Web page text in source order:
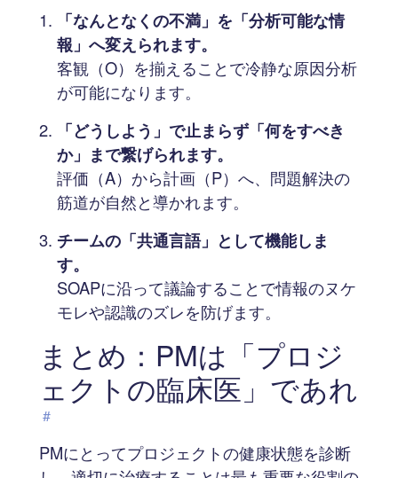
「なんとなくの不満」を「分析可能な情
報」へ変えられます。
客観（O）を揃えることで冷静な原因分析
が可能になります。
「どうしよう」で止まらず「何をすべき
か」まで繋げられます。
評価（A）から計画（P）へ、問題解決の
筋道が自然と導かれます。
チームの「共通言語」として機能しま
す。
SOAPに沿って議論することで情報のヌケ
モレや認識のズレを防げます。
まとめ：PMは「プロジ
ェクトの臨床医」であれ
#
PMにとってプロジェクトの健康状態を診断